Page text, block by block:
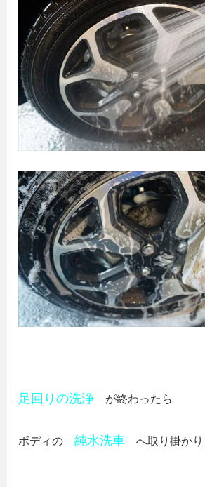
足回りの洗浄 が終わったら
ボディの 純水洗車 へ取り掛かり